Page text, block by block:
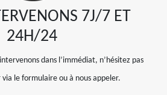
7J/7 ET
24H/24
dans l’immédiat, n’hésitez pas
le formulaire ou à nous appeler.